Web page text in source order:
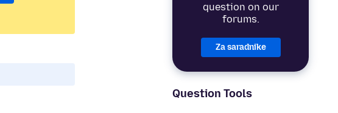
question on our
forums.
Za saradnike
Question Tools